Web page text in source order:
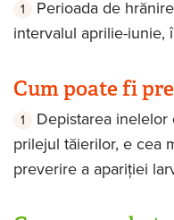
Perioada de
intervalul aprilie-iunie,
Cum poate fi
Depistarea
prilejul tăierilor, e cea
preverire a apariției